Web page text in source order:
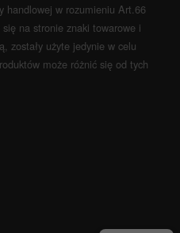
handlowej w rozumieniu Art.66
się na stronie znaki towarowe i
zostały użyte jedynie w celu
może różnić się od tych